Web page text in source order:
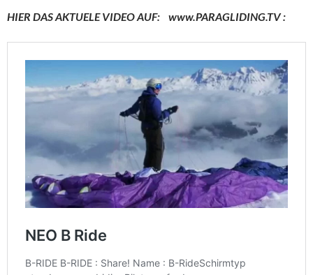
HIER DAS AKTUELE VIDEO AUF: www.PARAGLIDING.TV :